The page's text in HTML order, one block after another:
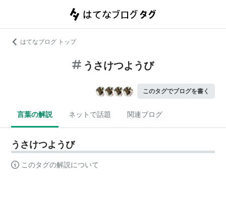
はてなブログ トップ
うさけつようび
このタグでブログを書く
言葉の解説 ネットで話題 関連ブログ
うさけつようび
このタグの解説について